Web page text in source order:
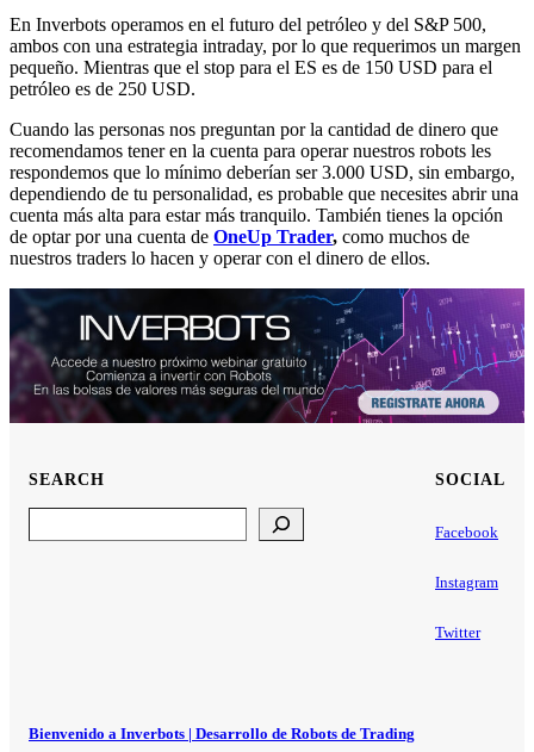
En Inverbots operamos en el futuro del petróleo y del S&P 500,
ambos con una estrategia intraday, por lo que requerimos un margen
pequeño. Mientras que el stop para el ES es de 150 USD para el
petróleo es de 250 USD.
Cuando las personas nos preguntan por la cantidad de dinero que
recomendamos tener en la cuenta para operar nuestros robots les
respondemos que lo mínimo deberían ser 3.000 USD, sin embargo,
dependiendo de tu personalidad, es probable que necesites abrir una
cuenta más alta para estar más tranquilo. También tienes la opción
de optar por una cuenta de OneUp Trader, como muchos de
nuestros traders lo hacen y operar con el dinero de ellos.
SEARCH SOCIAL
Facebook
Instagram
Twitter
Bienvenido a Inverbots | Desarrollo de Robots de Trading